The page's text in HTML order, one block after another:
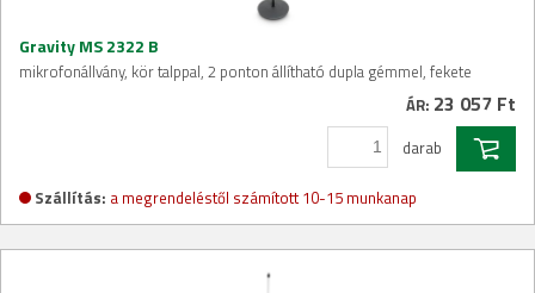
Gravity MS 2322 B
mikrofonállvány, kör talppal, 2 ponton állítható dupla gémmel, fekete
ÁR: 23 057 Ft
darab
Szállítás: a megrendeléstől számított 10-15 munkanap